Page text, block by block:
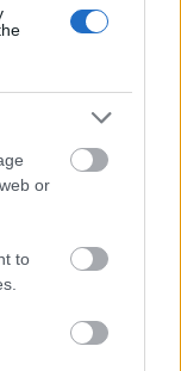
or
to
volt,
Szóba